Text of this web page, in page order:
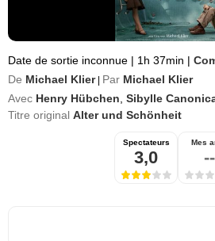
Date de sortie inconnue | 1h 37min |
De Michael Klier Par Michael Klier
Avec Henry Hübchen Sibylle
Titre original Alter und Schönheit
Spectateurs
3,0
Mes
--